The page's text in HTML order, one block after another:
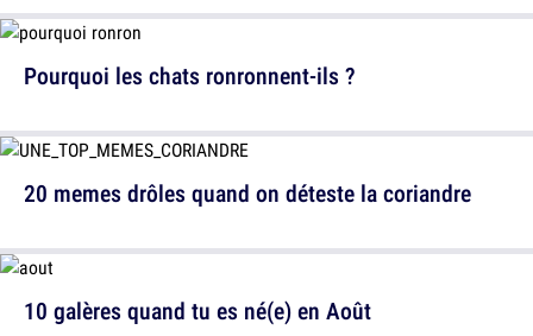
20 memes drôles quand on déteste la coriandre
Pourquoi les chats ronronnent-ils ?
10 galères quand tu es né(e) en Août